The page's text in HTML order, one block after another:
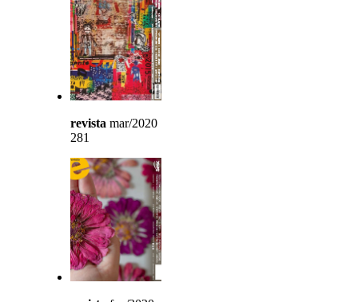
revista mar/2020
281